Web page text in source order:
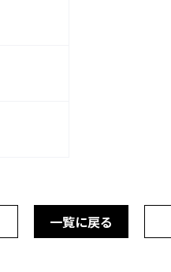
一覧に戻る